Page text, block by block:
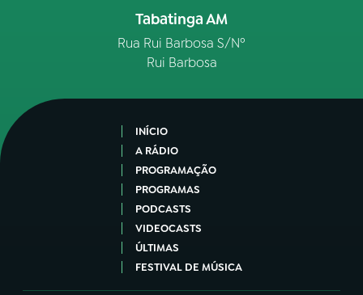
Tabatinga AM
Rua Rui Barbosa S/Nº
Rui Barbosa
INÍCIO
A RÁDIO
PROGRAMAÇÃO
PROGRAMAS
PODCASTS
VIDEOCASTS
ÚLTIMAS
FESTIVAL DE MÚSICA